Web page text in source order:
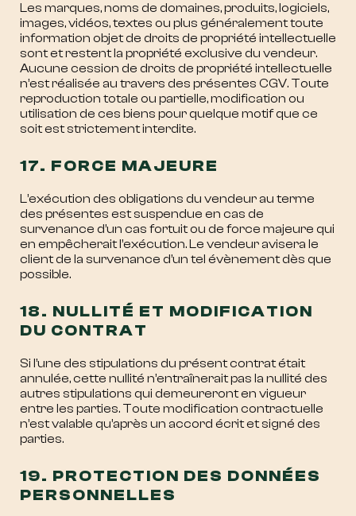
Les marques, noms de domaines, produits, logiciels,
images, vidéos, textes ou plus généralement toute
information objet de droits de propriété intellectuelle
sont et restent la propriété exclusive du vendeur.
Aucune cession de droits de propriété intellectuelle
n’est réalisée au travers des présentes CGV. Toute
reproduction totale ou partielle, modification ou
utilisation de ces biens pour quelque motif que ce
soit est strictement interdite.
17. FORCE MAJEURE
L’exécution des obligations du vendeur au terme
des présentes est suspendue en cas de
survenance d’un cas fortuit ou de force majeure qui
en empêcherait l’exécution. Le vendeur avisera le
client de la survenance d’un tel évènement dès que
possible.
18. NULLITÉ ET MODIFICATION
DU CONTRAT
Si l’une des stipulations du présent contrat était
annulée, cette nullité n’entraînerait pas la nullité des
autres stipulations qui demeureront en vigueur
entre les parties. Toute modification contractuelle
n’est valable qu’après un accord écrit et signé des
parties.
19. PROTECTION DES DONNÉES
PERSONNELLES